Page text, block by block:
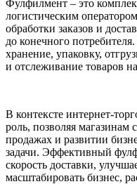
Фулфилмент – это
логистическим
обработки заказов и
до конечного
хранение, упаковку,
и отслеживание товаров
В контексте интернет-
роль, позволяя магазинам
продажах и развитии
задачи. Эффективный
скорость доставки,
масштабировать бизнес,